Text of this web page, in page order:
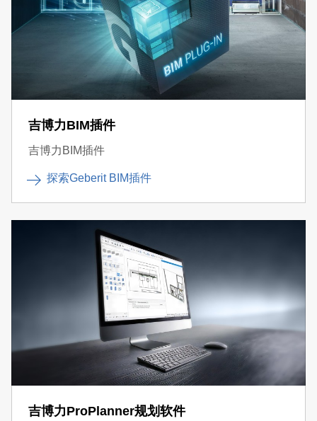
吉博力BIM插件
吉博力BIM插件
探索Geberit BIM插件
吉博力ProPlanner规划软件